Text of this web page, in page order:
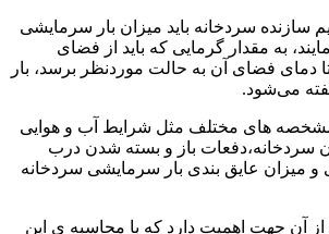
سازنده سردخانه باید میزان بار سرمایشی
به مقدار گرمایی که باید از فضای
دمای فضای آن به حالت موردنظر برسد، بار
می‌شود.
های مختلف مثل شرایط آب‌ و هوایی
سردخانه،دفعات باز و بسته ‌شدن درب
و میزان عایق ‌بندی بار سرمایشی سردخانه
آن ‌جهت اهمیت دارد که با محاسبه ی این